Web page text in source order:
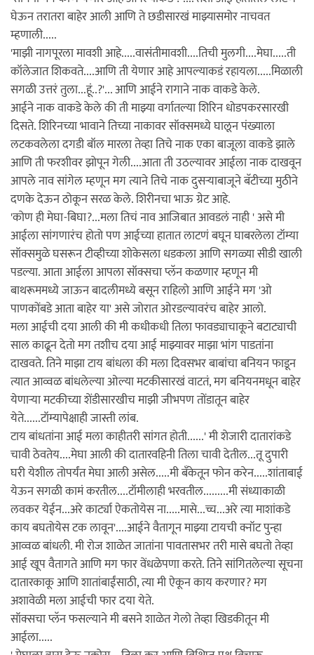
घेऊन तरातरा बाहेर आली आणि ते छडीसारखं माझ्यासमोर नाचवत
म्हणाली.....
'माझी नागपूरला मावशी आहे.....वासंतीमावशी....तिची मुलगी....मेघा.....ती
कॉलेजात शिकवते....आणि ती येणार आहे आपल्याकडं रहायला.....मिळाली
सगळी उत्तरं तुला...हूं..?'... आणि आईने रागाने नाक वाकडे केले.
आईने नाक वाकडे केले की ती माझ्या वर्गातल्या शिरिन धोडपकरसारखी
दिसते. शिरिनच्या भावाने तिच्या नाकावर सॉक्समध्ये घालून पंख्याला
लटकवलेला दगडी बॉल मारला तेव्हा तिचे नाक एका बाजूला वाकडे झाले
आणि ती फरशीवर झोपून गेली....आता ती उठल्यावर आईला नाक दाखवून
आपले नाव सांगेल म्हणून मग त्याने तिचे नाक दुसर्‍याबाजूने बॅटीच्या मुठीने
दणके देऊन ठोकून सरळ केले. शिरीनचा भाऊ ग्रेट आहे.
'कोण ही मेघा-बिघा?...मला तिचं नाव आजिबात आवडलं नाही ' असे मी
आईला सांगणारंच होतो पण आईच्या हातात लाटणं बघून घाबरलेला टॉम्या
सॉक्समुळे घसरून टीव्हीच्या शोकेसला धडकला आणि सगळ्या सीडी खाली
पडल्या. आता आईला आपला सॉक्सचा प्लॅन कळणार म्हणून मी
बाथरूममध्ये जाऊन बादलीमध्ये बसून राहिलो आणि आईने मग 'ओ
पाणकोंबडे आता बाहेर या' असे जोरात ओरडल्यावरंच बाहेर आलो.
मला आईची दया आली की मी कधीकधी तिला फावड्याचाकूने बटाट्याची
साल काढून देतो मग तशीच दया आई माझ्यावर माझा भांग पाडतांना
दाखवते. तिने माझा टाय बांधला की मला दिवसभर बाबांचा बनियन फाडून
त्यात आव्वळ बांधलेल्या ओल्या मटकीसारखं वाटतं, मग बनियनमधून बाहेर
येणार्‍या मटकीच्या शेंडीसारखीच माझी जीभपण तोंडातून बाहेर
येते......टॉम्यापेक्षाही जास्ती लांब.
टाय बांधतांना आई मला काहीतरी सांगत होती......' मी शेजारी दातारांकडे
चावी ठेवतेय....मेघा आली की दातारवहिनी तिला चावी देतील...तू दुपारी
घरी येशील तोपर्यंत मेघा आली असेल.....मी बँकेतून फोन करेन.....शांताबाई
येऊन सगळी कामं करतील....टॉमीलाही भरवतील.........मी संध्याकाळी
लवकर येईन...अरे कार्ट्या ऐकतोयेस ना.....मासे...च्च...अरे त्या माशांकडे
काय बघतोयेस टक लावून'....आईने वैतागून माझ्या टायची क्नॉट पुन्हा
आव्वळ बांधली. मी रोज शाळेत जातांना पावतासभर तरी मासे बघतो तेव्हा
आई खूप वैतागते आणि मग फार वेंधळेपणा करते. तिने सांगितलेल्या सूचना
दातारकाकू आणि शातांबाईंसाठी, त्या मी ऐकून काय करणार? मग
अशावेळी मला आईची फार दया येते.
सॉक्सचा प्लॅन फसल्याने मी बसने शाळेत गेलो तेव्हा खिडकीतून मी
आईला.....